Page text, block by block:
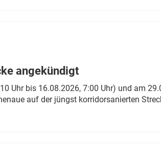
angekündigt
Uhr bis 16.08.2026, 7:00 Uhr) und am
auf der jüngst korridorsanierten